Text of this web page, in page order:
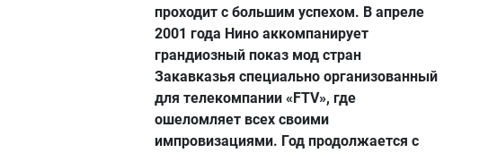
проходит с большим успехом. В апреле
2001 года Нино аккомпанирует
грандиозный показ мод стран
Закавказья специально организованный
для телекомпании «FTV», где
ошеломляет всех своими
импровизациями. Год продолжается с